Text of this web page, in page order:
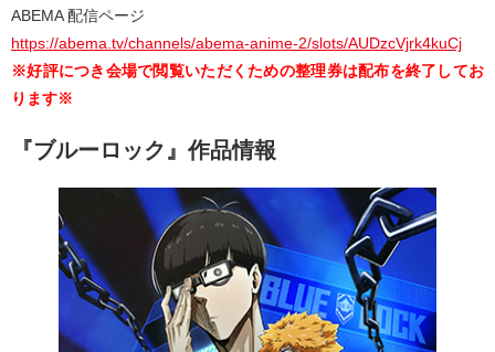
ABEMA 配信ページ
https://abema.tv/channels/abema-anime-2/slots/AUDzcVjrk4kuCj
※好評につき会場で閲覧いただくための整理券は配布を終了してお
ります※
『ブルーロック』作品情報